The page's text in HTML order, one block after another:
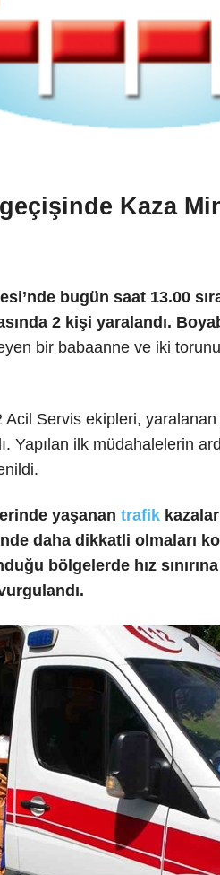
Kaza
bugün saat 13.00
2 kişi yaralandı.
bir babaanne ve iki
Servis ekipleri, yaralanan
Yapılan ilk müdahalelerin
yaşanan trafik
daha dikkatli olmaları
bölgelerde hız